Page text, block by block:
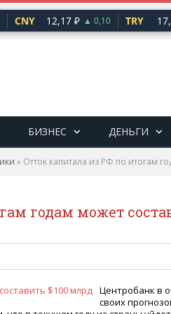
CNY 12,17 ₽ ▲ 0,10 TRY
БИЗНЕС ДЕНЬГИ
» Отток капитала из РФ по итогам
годам может
Центробанк в
своих